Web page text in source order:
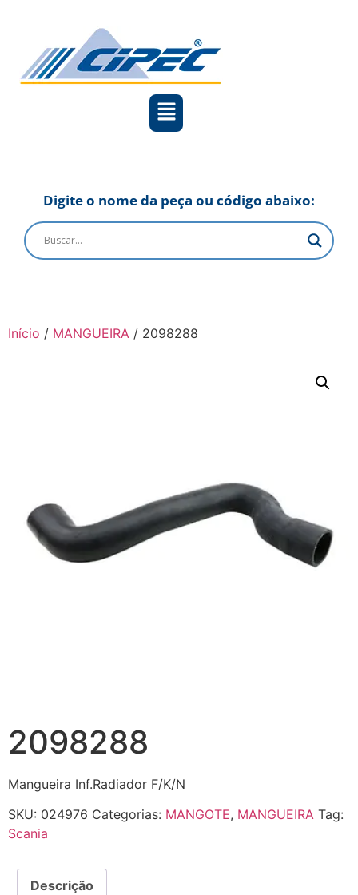
Digite o nome da peça ou código abaixo:
Início / MANGUEIRA / 2098288
2098288
Mangueira Inf.Radiador F/K/N
SKU: 024976 Categorias: MANGOTE, MANGUEIRA Tag:
Scania
Descrição